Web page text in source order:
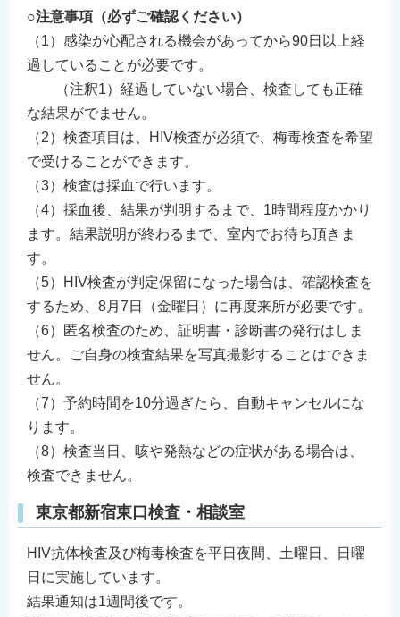
○注意事項（必ずご確認ください）
（1）感染が心配される機会があってから90日以上経
過していることが必要です。
（注釈1）経過していない場合、検査しても正確
な結果がでません。
（2）検査項目は、HIV検査が必須で、梅毒検査を希望
で受けることができます。
（3）検査は採血で行います。
（4）採血後、結果が判明するまで、1時間程度かかり
ます。結果説明が終わるまで、室内でお待ち頂きま
す。
（5）HIV検査が判定保留になった場合は、確認検査を
するため、8月7日（金曜日）に再度来所が必要です。
（6）匿名検査のため、証明書・診断書の発行はしま
せん。ご自身の検査結果を写真撮影することはできま
せん。
（7）予約時間を10分過ぎたら、自動キャンセルにな
ります。
（8）検査当日、咳や発熱などの症状がある場合は、
検査できません。
東京都新宿東口検査・相談室
HIV抗体検査及び梅毒検査を平日夜間、土曜日、日曜
日に実施しています。
結果通知は1週間後です。